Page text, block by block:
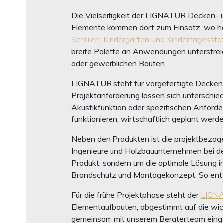
Die Vielseitigkeit der LIGNATUR
Elemente kommen dort zum Einsatz, wo
Schulen, Kindergärten und
breite Palette an Anwendungen
oder gewerblichen Bauten.
LIGNATUR steht für vorgefertigte
Projektanforderung lassen sich
Akustikfunktion oder spezifischen
funktionieren, wirtschaftlich geplant
Neben den Produkten ist die
Ingenieure und Holzbauunternehmen bei
Produkt, sondern um die optimale
Brandschutz und Montagekonzept. So
Für die frühe Projektphase steht der
Elementaufbauten, abgestimmt auf die
gemeinsam mit unserem Beraterteam